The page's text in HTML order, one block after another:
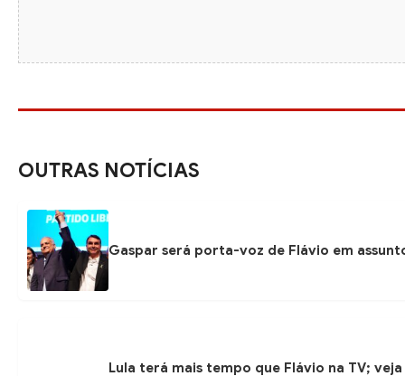
OUTRAS NOTÍCIAS
Gaspar será porta-voz de Flávio em
Lula terá mais tempo que Flávio na TV;